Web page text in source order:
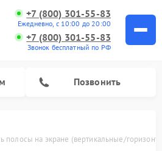
+7 (800) 301-55-83
Ежедневно, с 10:00 до 20:00
+7 (800) 301-55-83
Звонок бесплатный по РФ
Позвонить
полосы на экране (вертикальные/